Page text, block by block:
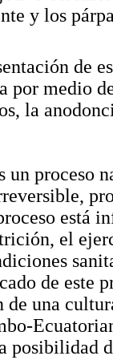
y los
de
por medio
la
proceso
está
el
de este
de una
posibilidad